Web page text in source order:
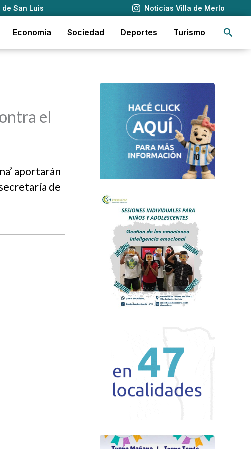
de San Luis Noticias Villa de Merlo
Economía Sociedad Deportes Turismo
el
aportarán
de